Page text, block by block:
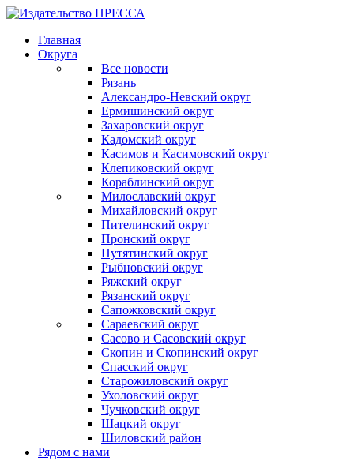
Главная
Округа
Все новости
Рязань
Александро-Невский округ
Ермишинский округ
Захаровский округ
Кадомский округ
Касимов и Касимовский округ
Клепиковский округ
Кораблинский округ
Милославский округ
Михайловский округ
Пителинский округ
Пронский округ
Путятинский округ
Рыбновский округ
Ряжский округ
Рязанский округ
Сапожковский округ
Сараевский округ
Сасово и Сасовский округ
Скопин и Скопинский округ
Спасский округ
Старожиловский округ
Ухоловский округ
Чучковский округ
Шацкий округ
Шиловский район
Рядом с нами